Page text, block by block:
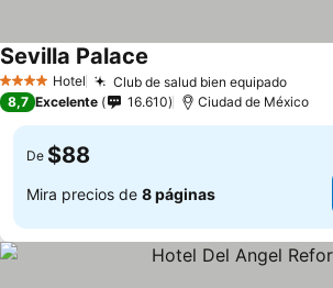
4 EstrellasHotel Club de salud bien equipado
Sevilla Palace
8,7 Excelente 16.610 Ciudad de México
De $88
Mira precios de 8 páginas